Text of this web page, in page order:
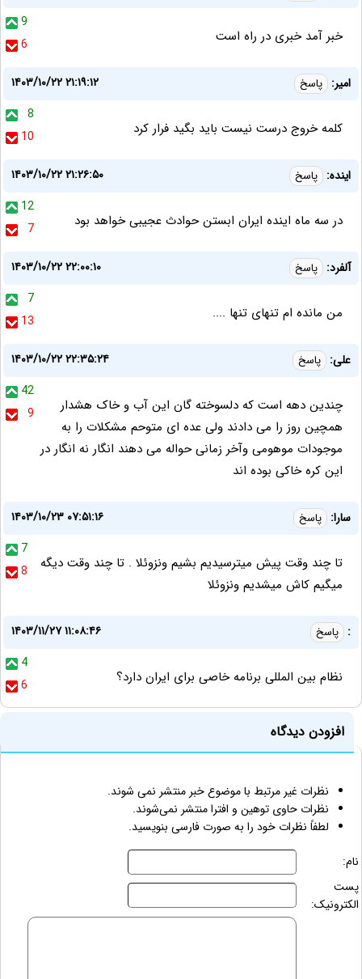
9
6
خبر آمد خبری در راه است
امیر: پاسخ
۱۴۰۳/۱۰/۲۲ ۲۱:۱۹:۱۲
8
10
کلمه خروج درست نیست باید بگید فرار کرد
اینده: پاسخ
۱۴۰۳/۱۰/۲۲ ۲۱:۲۶:۵۰
12
7
در سه ماه اینده ایران ابستن حوادث عجیبی خواهد بود
آلفرد: پاسخ
۱۴۰۳/۱۰/۲۲ ۲۲:۰۰:۱۰
7
13
من مانده ام تنهای تنها ....
علی: پاسخ
۱۴۰۳/۱۰/۲۲ ۲۲:۳۵:۲۴
42
9
چندین دهه است که دلسوخته گان این آب و خاک هشدار
همچین روز را می دادند ولی عده ای متوحم مشکلات را به
موجودات موهومی وآخر زمانی حواله می دهند انگار نه انگار در
این کره خاکی بوده اند
سارا: پاسخ
۱۴۰۳/۱۰/۲۳ ۰۷:۵۱:۱۶
7
8
تا چند وقت پیش میترسیدیم بشیم ونزوئلا . تا چند وقت دیگه
میگیم کاش میشدیم ونزوئلا
: پاسخ
۱۴۰۳/۱۱/۲۷ ۱۱:۰۸:۴۶
4
6
نظام بین المللی برنامه خاصی برای ایران دارد؟
افزودن دیدگاه
نظرات غیر مرتبط با موضوع خبر منتشر نمی شوند.
نظرات حاوی توهین و افترا منتشر نمی‌شوند.
لطفاً نظرات خود را به صورت فارسی بنویسید.
نام:
پست
الکترونیک: